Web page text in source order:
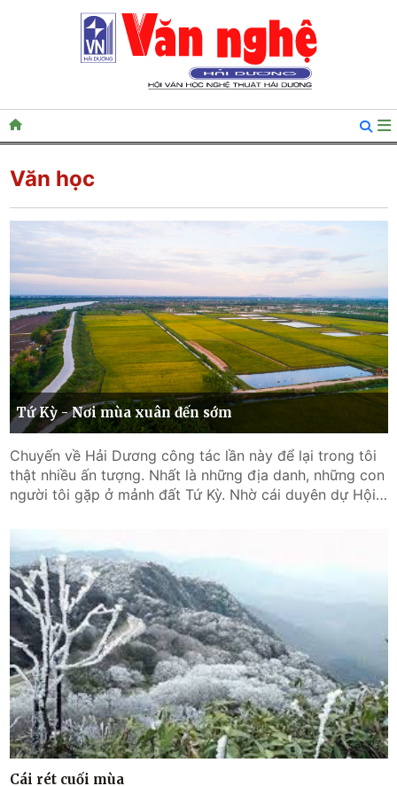
Văn học
Tứ Kỳ - Nơi mùa xuân đến sớm
Chuyến về Hải Dương công tác lần này để lại trong tôi
thật nhiều ấn tượng. Nhất là những địa danh, những con
người tôi gặp ở mảnh đất Tứ Kỳ. Nhờ cái duyên dự Hội
do Hội VHNT tỉnh Hải Dương đăng cai mà thêm hiểu,
thêm gắn bó một miền đất nước. Một hội nghị đã cho
người đến dự nhiều thứ ngoài hội nghị. Đó là thấy được
mối đoàn kết, gắn bó, thân tình, đầy trách nhiệm và sẻ
chia của những người làm công tác VHNT. Đó là học
được cách để làm sao văn chương, nghệ thuật đi vào
đời sống, được doanh nghiệp doanh nhân đồng hành,
bảo trợ như ở Hải Dương. Riêng tôi, có được những cảm
nhận quý giá, đủ tưới tẩm tâm hồn mình khi tham gia
các hoạt động chung mà Ban Tổ chức đưa ra. Thật sự,
tôi đã tìm thấy thứ gì đó vô cùng thân thuộc nhưng lại
vô cùng mới mẻ, khai mở một vùng tâm trí.
Cái rét cuối mùa